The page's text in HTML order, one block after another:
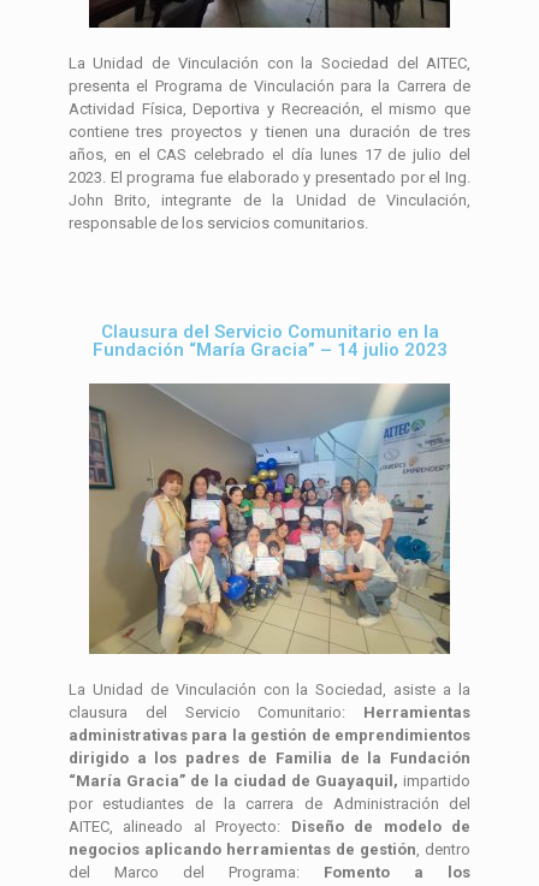
La Unidad de Vinculación con la Sociedad del AITEC,
presenta el Programa de Vinculación para la Carrera de
Actividad Física, Deportiva y Recreación, el mismo que
contiene tres proyectos y tienen una duración de tres
años, en el CAS celebrado el día lunes 17 de julio del
2023. El programa fue elaborado y presentado por el Ing.
John Brito, integrante de la Unidad de Vinculación,
responsable de los servicios comunitarios.
Clausura del Servicio Comunitario en la
Fundación “María Gracia” – 14 julio 2023
La Unidad de Vinculación con la Sociedad, asiste a la
clausura del Servicio Comunitario: Herramientas
administrativas para la gestión de emprendimientos
dirigido a los padres de Familia de la Fundación
“María Gracia” de la ciudad de Guayaquil , impartido
por estudiantes de la carrera de Administración del
AITEC, alineado al Proyecto: Diseño de modelo de
negocios aplicando herramientas de gestión, dentro
del Marco del Programa: Fomento a los